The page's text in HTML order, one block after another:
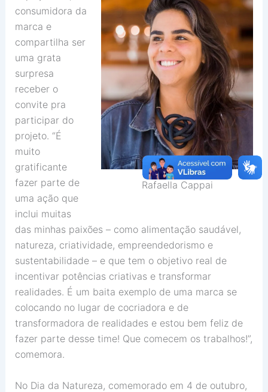
Rafaella Cappai
consumidora da
marca e
compartilha ser
uma grata
surpresa
receber o
convite pra
participar do
projeto. “É
muito
gratificante
fazer parte de
uma ação que
inclui muitas
das minhas paixões – como alimentação saudável,
natureza, criatividade, empreendedorismo e
sustentabilidade – e que tem o objetivo real de
incentivar potências criativas e transformar
realidades. É um baita exemplo de uma marca se
colocando no lugar de cocriadora e de
transformadora de realidades e estou bem feliz de
fazer parte desse time! Que comecem os trabalhos!”,
comemora.
No Dia da Natureza, comemorado em 4 de outubro,